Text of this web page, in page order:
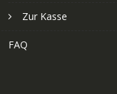
Zur Kasse
FAQ